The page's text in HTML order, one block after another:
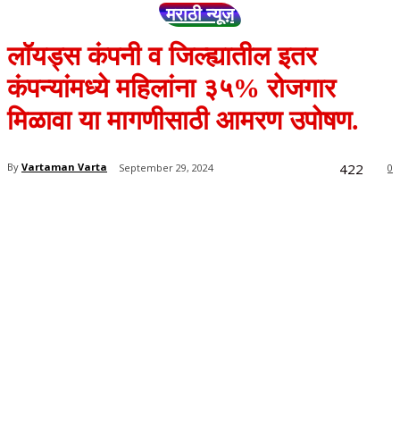
मराठी न्यूज़
लॉयड्स कंपनी व जिल्ह्यातील इतर
कंपन्यांमध्ये महिलांना ३५% रोजगार
मिळावा या मागणीसाठी आमरण उपोषण.
By Vartaman Varta September 29, 2024 0
422